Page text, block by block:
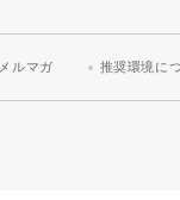
メルマガ 推奨環境に